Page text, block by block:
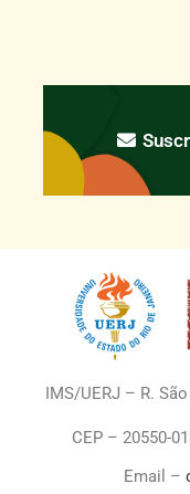
IMS/UERJ – R.
CEP – 20550-
Email –